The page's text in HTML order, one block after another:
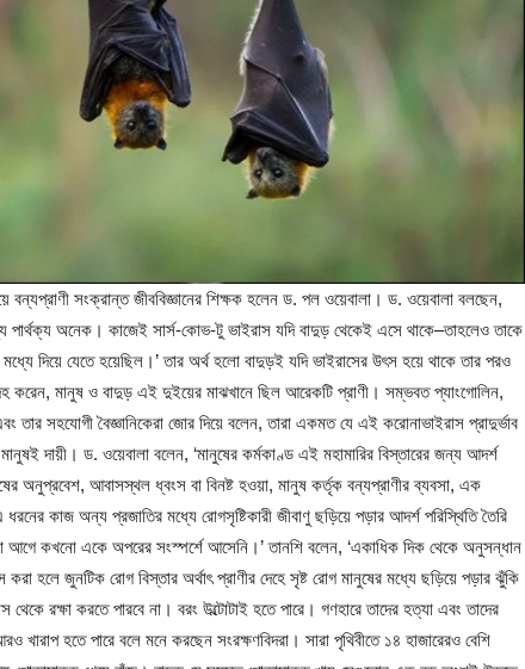
বন্যপ্রাণী সংক্রান্ত জীববিজ্ঞানের শিক্ষক হলেন ড. পল ওয়েবালা। ড. ওয়েবালা বলছেন,
পার্থক্য অনেক। কাজেই সার্স-কোভ-টু ভাইরাস যদি বাদুড় থেকেই এসে থাকে–তাহলেও তাকে
দিয়ে যেতে হয়েছিল।’ তার অর্থ হলো বাদুড়ই যদি ভাইরাসের উৎস হয়ে থাকে তার পরও
করেন, মানুষ ও বাদুড় এই দুইয়ের মাঝখানে ছিল আরেকটি প্রাণী। সম্ভবত প্যাংগোলিন,
তার সহযোগী বৈজ্ঞানিকেরা জোর দিয়ে বলেন, তারা একমত যে এই করোনাভাইরাস প্রাদুর্ভাব
দায়ী। ড. ওয়েবালা বলেন, ‘মানুষের কর্মকাণ্ড এই মহামারির বিস্তারের জন্য আদর্শ
অনুপ্রবেশ, আবাসস্থল ধ্বংস বা বিনষ্ট হওয়া, মানুষ কর্তৃক বন্যপ্রাণীর ব্যবসা, এক
কাজ অন্য প্রজাতির মধ্যে রোগসৃষ্টিকারী জীবাণু ছড়িয়ে পড়ার আদর্শ পরিস্থিতি তৈরি
আগে কখনো একে অপরের সংস্পর্শে আসেনি।’ তানশি বলেন, ‘একাধিক দিক থেকে অনুসন্ধান
হলে‌ জুনটিক রোগ বিস্তার অর্থাৎ প্রাণীর দেহে সৃষ্ট রোগ মানুষের মধ্যে ছড়িয়ে পড়ার ঝুঁকি
রক্ষা করতে পারবে না। বরং উল্টোটাই হতে পারে। গণহারে তাদের হত্যা এবং তাদের
হতে পারে বলে মনে করছেন সংরক্ষণবিদরা। সারা পৃথিবীতে ১৪ হাজারেরও বেশি